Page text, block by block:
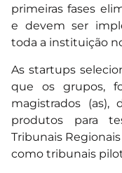
primeiras fases
e devem ser
toda a instituição
As startups
que os grupos,
magistrados (as),
produtos para
Tribunais
como tribunais